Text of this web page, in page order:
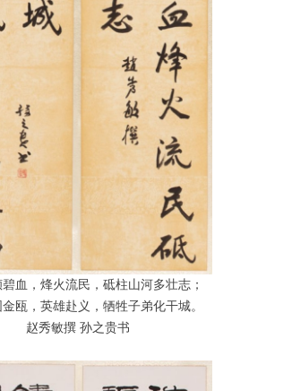
血，烽火流民，砥柱山河多壮志；
瓯，英雄赴义，牺牲子弟化干城。
赵秀敏撰 孙之贵书